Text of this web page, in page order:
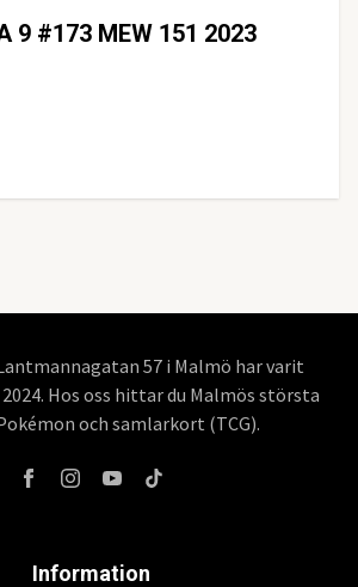
9 #173 MEW 151 2023
57 i Malmö har varit
Hos oss hittar du Malmös största
och samlarkort (TCG).
Information